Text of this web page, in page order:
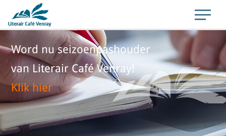
Word nu seizoenpashouder
van Literair Café Venray!
Klik hier